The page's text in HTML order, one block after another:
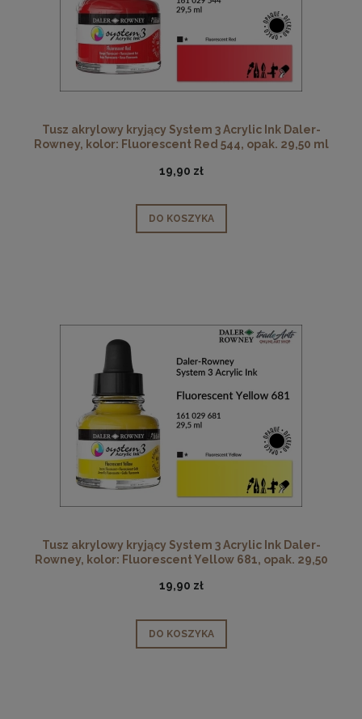
Tusz akrylowy kryjący System 3 Acrylic Ink Daler-
Rowney, kolor: Fluorescent Red 544, opak. 29,50 ml
19,90 zł
DO KOSZYKA
Tusz akrylowy kryjący System 3 Acrylic Ink Daler-
Rowney, kolor: Fluorescent Yellow 681, opak. 29,50
19,90 zł
DO KOSZYKA